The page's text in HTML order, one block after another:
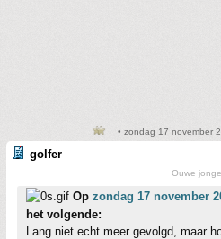
• zondag 17 november
golfer
Ouwe
Op zondag 17 november
het volgende:
Lang niet echt meer gevolgd, maar